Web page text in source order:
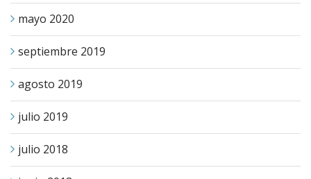
mayo 2020
septiembre 2019
agosto 2019
julio 2019
julio 2018